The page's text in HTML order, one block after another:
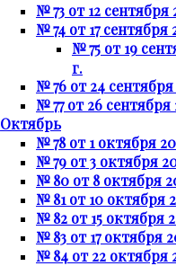
№ 73 от 12 сентября
№ 74 от 17 сентября
№ 75 от 19
г.
№ 76 от 24 сентября
№ 77 от 26 сентября
Октябрь
№ 78 от 1 октября
№ 79 от 3 октября
№ 80 от 8 октября
№ 81 от 10 октября
№ 82 от 15 октября
№ 83 от 17 октября
№ 84 от 22 октября